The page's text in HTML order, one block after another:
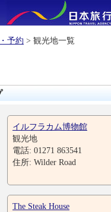
予約 > 観光地一覧
イルフラカム博物館
観光地
電話: 01271 863541
住所: Wilder Road
The Steak House